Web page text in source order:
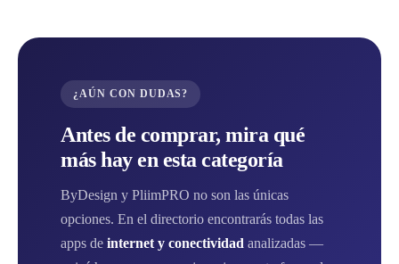
¿AÚN CON DUDAS?
Antes de comprar, mira qué
más hay en esta categoría
ByDesign y PliimPRO no son las únicas
opciones. En el directorio encontrarás todas las
apps de internet y conectividad analizadas —